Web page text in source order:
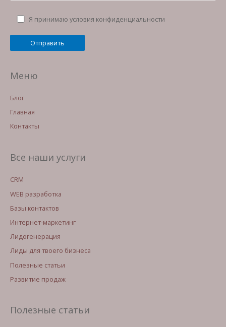
Я принимаю условия конфиденциальности
Меню
Блог
Главная
Контакты
Все наши услуги
CRM
WEB разработка
Базы контактов
Интернет-маркетинг
Лидогенерация
Лиды для твоего бизнеса
Полезные статьи
Развитие продаж
Полезные статьи